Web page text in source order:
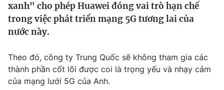
Thế giới
Tin tức
Thế giới đó đây
Câu chuyện quốc tế
Tài chính
Thị trường
Dữ liệu và đời sống
xanh" cho phép Huawei đóng vai trò hạn chế
trong việc phát triển mạng 5G tương lai của
nước này.
Theo đó, công ty Trung Quốc sẽ không tham gia các
thành phần cốt lõi được coi là trọng yếu và nhạy cảm
của mạng lưới 5G của Anh.